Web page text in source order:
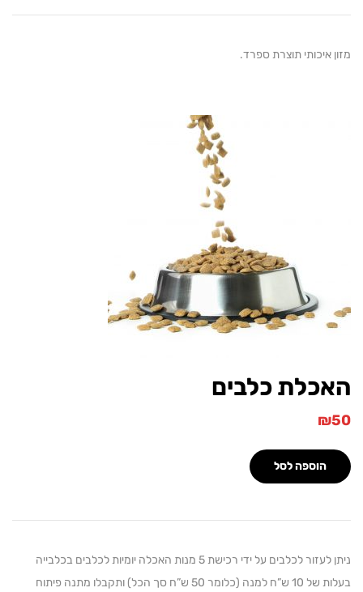
תוצרת ספרד.
כלבים
הוספה לסל
ניתן לעזור לכלבים על ידי רכישת 5 מנות האכלה יומיות לכלבים בכלבייה
בעלות של 10 ש”ח למנה (כלומר 50 ש”ח סך הכל) ותקבלו מתנה פיתוח